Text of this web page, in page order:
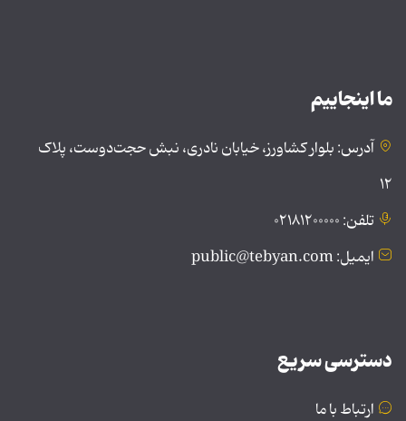
ما اینجاییم
آدرس: بلوار کشاورز، خیابان نادری، نبش حجت‌دوست، پلاک
۱۲
تلفن: ۰۲۱۸۱۲۰۰۰۰۰
ایمیل: public@tebyan.com
دسترسی سریع
ارتباط با ما